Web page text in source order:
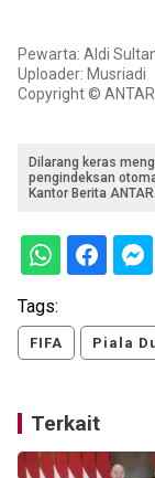
Pewarta: Aldi
Uploader: Musriadi
Copyright ©
Dilarang keras
pengindeksan
Kantor Berita
Tags:
FIFA Piala
Terkait